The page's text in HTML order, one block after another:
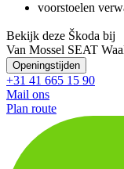
voorstoelen
Bekijk deze Škoda bij
Van Mossel SEAT
Openingstijden
+31 41 665 15 90
Mail ons
Plan route